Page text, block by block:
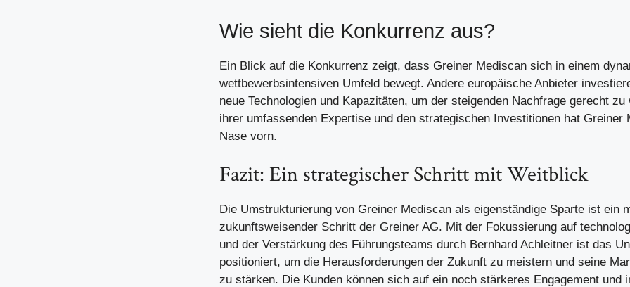
Wie sieht die Konkurrenz aus?
Ein Blick auf die Konkurrenz zeigt, dass Greiner Mediscan sich in einem
wettbewerbsintensiven Umfeld bewegt. Andere europäische Anbieter
neue Technologien und Kapazitäten, um der steigenden Nachfrage gerecht
ihrer umfassenden Expertise und den strategischen Investitionen hat Greiner
Nase vorn.
Fazit: Ein strategischer Schritt mit Weitblick
Die Umstrukturierung von Greiner Mediscan als eigenständige Sparte ist ein
zukunftsweisender Schritt der Greiner AG. Mit der Fokussierung auf
und der Verstärkung des Führungsteams durch Bernhard Achleitner ist das
positioniert, um die Herausforderungen der Zukunft zu meistern und seine
zu stärken. Die Kunden können sich auf ein noch stärkeres Engagement und